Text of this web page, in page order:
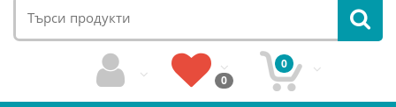
0
0